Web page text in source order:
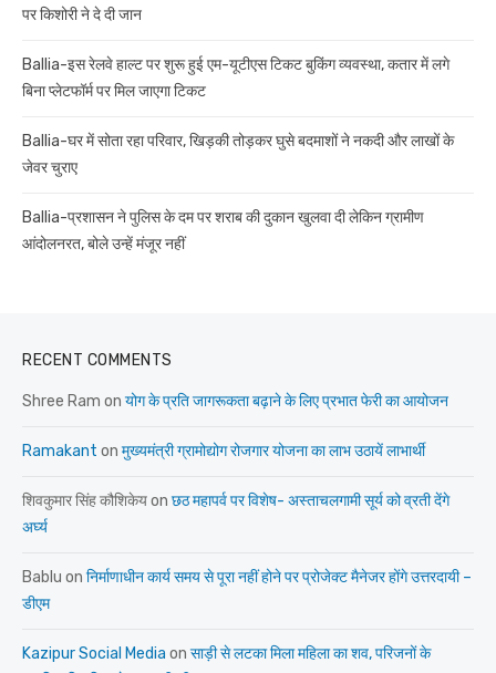
पर किशोरी ने दे दी जान
Ballia-इस रेलवे हाल्ट पर शुरू हुई एम-यूटीएस टिकट बुकिंग व्यवस्था, कतार में लगे
बिना प्लेटफॉर्म पर मिल जाएगा टिकट
Ballia-घर में सोता रहा परिवार, खिड़की तोड़कर घुसे बदमाशों ने नकदी और लाखों के
जेवर चुराए
Ballia-प्रशासन ने पुलिस के दम पर शराब की दुकान खुलवा दी लेकिन ग्रामीण
आंदोलनरत, बोले उन्हें मंजूर नहीं
RECENT COMMENTS
Shree Ram on योग के प्रति जागरूकता बढ़ाने के लिए प्रभात फेरी का आयोजन
Ramakant on मुख्यमंत्री ग्रामोद्योग रोजगार योजना का लाभ उठायें लाभार्थी
शिवकुमार सिंह कौशिकेयon छठ महापर्व पर विशेष- अस्ताचलगामी सूर्य को व्रती देंगे
अर्घ्य
Bablu on निर्माणाधीन कार्य समय से पूरा नहीं होने पर प्रोजेक्ट मैनेजर होंगे उत्तरदायी –
डीएम
Kazipur Social Media on साड़ी से लटका मिला महिला का शव, परिजनों के